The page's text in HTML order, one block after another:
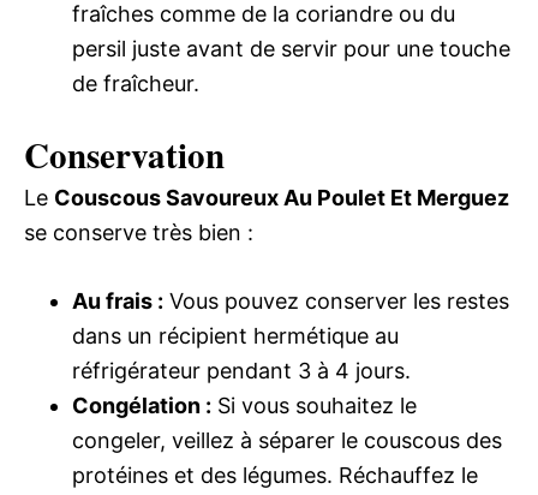
fraîches comme de la coriandre ou du
persil juste avant de servir pour une touche
de fraîcheur.
Conservation
Le Couscous Savoureux Au Poulet Et Merguez
se conserve très bien :
Au frais : Vous pouvez conserver les restes
dans un récipient hermétique au
réfrigérateur pendant 3 à 4 jours.
Congélation : Si vous souhaitez le
congeler, veillez à séparer le couscous des
protéines et des légumes. Réchauffez le